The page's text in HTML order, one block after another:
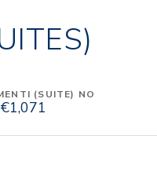
(SUITE) NO
€1,071